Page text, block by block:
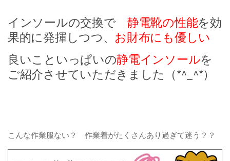
インソールの交換で 静電靴の性能を効
果的に発揮しつつ、 お財布にも優しい
良いこといっぱいの静電インソールを
ご紹介させていただきました（*^_^*）
こんな作業服ない？ 作業着がたくさんあり過ぎて迷う？？